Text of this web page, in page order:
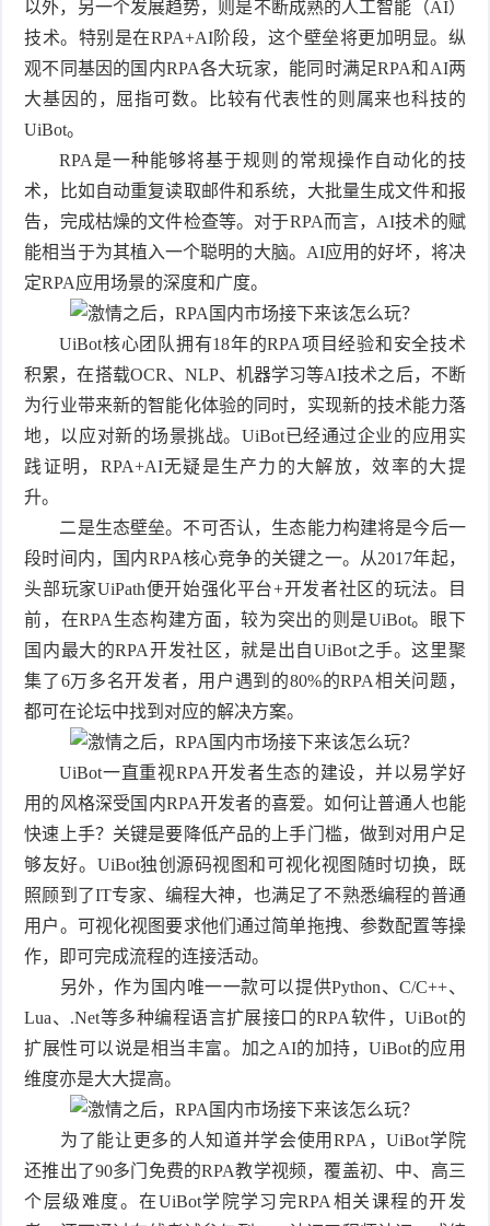
以外，另一个发展趋势，则是不断成熟的人工智能（AI）
技术。特别是在RPA+AI阶段，这个壁垒将更加明显。纵
观不同基因的国内RPA各大玩家，能同时满足RPA和AI两
大基因的，屈指可数。比较有代表性的则属来也科技的
UiBot。
RPA是一种能够将基于规则的常规操作自动化的技
术，比如自动重复读取邮件和系统，大批量生成文件和报
告，完成枯燥的文件检查等。对于RPA而言，AI技术的赋
能相当于为其植入一个聪明的大脑。AI应用的好坏，将决
定RPA应用场景的深度和广度。
UiBot核心团队拥有18年的RPA项目经验和安全技术
积累，在搭载OCR、NLP、机器学习等AI技术之后，不断
为行业带来新的智能化体验的同时，实现新的技术能力落
地，以应对新的场景挑战。UiBot已经通过企业的应用实
践证明，RPA+AI无疑是生产力的大解放，效率的大提
升。
二是生态壁垒。不可否认，生态能力构建将是今后一
段时间内，国内RPA核心竞争的关键之一。从2017年起，
头部玩家UiPath便开始强化平台+开发者社区的玩法。目
前，在RPA生态构建方面，较为突出的则是UiBot。眼下
国内最大的RPA开发社区，就是出自UiBot之手。这里聚
集了6万多名开发者，用户遇到的80%的RPA相关问题，
都可在论坛中找到对应的解决方案。
UiBot一直重视RPA开发者生态的建设，并以易学好
用的风格深受国内RPA开发者的喜爱。如何让普通人也能
快速上手？关键是要降低产品的上手门槛，做到对用户足
够友好。UiBot独创源码视图和可视化视图随时切换，既
照顾到了IT专家、编程大神，也满足了不熟悉编程的普通
用户。可视化视图要求他们通过简单拖拽、参数配置等操
作，即可完成流程的连接活动。
另外，作为国内唯一一款可以提供Python、C/C++、
Lua、.Net等多种编程语言扩展接口的RPA软件，UiBot的
扩展性可以说是相当丰富。加之AI的加持，UiBot的应用
维度亦是大大提高。
为了能让更多的人知道并学会使用RPA，UiBot学院
还推出了90多门免费的RPA教学视频，覆盖初、中、高三
个层级难度。在UiBot学院学习完RPA相关课程的开发